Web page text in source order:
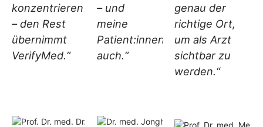
konzentrieren
– den Rest
übernimmt
VerifyMed.“
A.
– und
meine
Patient:innen
auch.“
Hals-
genau der
richtige Ort,
um als Arzt
sichtbar zu
werden.“